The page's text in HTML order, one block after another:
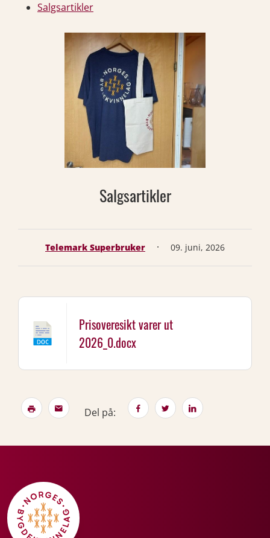
Salgsartikler
Salgsartikler
Telemark Superbruker · 09. juni, 2026
Prisoveresikt varer ut
2026_0.docx
Del på: